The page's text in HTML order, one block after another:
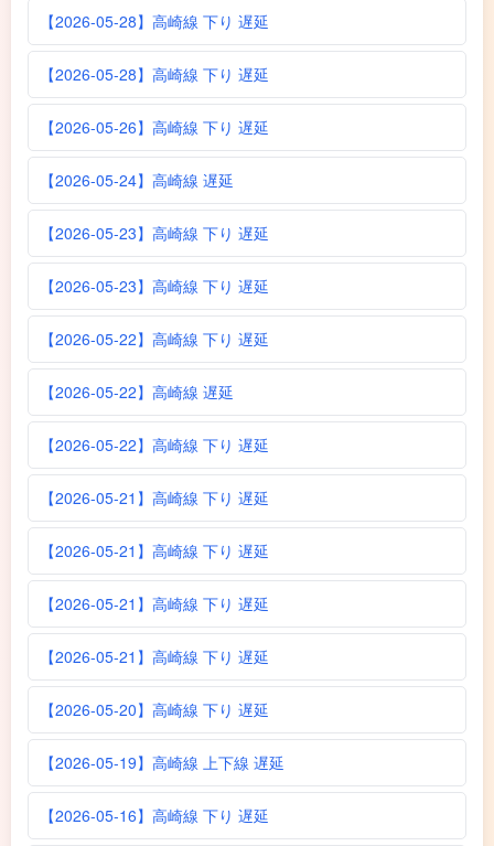
【2026-05-28】高崎線 下り 遅延
【2026-05-28】高崎線 下り 遅延
【2026-05-26】高崎線 下り 遅延
【2026-05-24】高崎線 遅延
【2026-05-23】高崎線 下り 遅延
【2026-05-23】高崎線 下り 遅延
【2026-05-22】高崎線 下り 遅延
【2026-05-22】高崎線 遅延
【2026-05-22】高崎線 下り 遅延
【2026-05-21】高崎線 下り 遅延
【2026-05-21】高崎線 下り 遅延
【2026-05-21】高崎線 下り 遅延
【2026-05-21】高崎線 下り 遅延
【2026-05-20】高崎線 下り 遅延
【2026-05-19】高崎線 上下線 遅延
【2026-05-16】高崎線 下り 遅延